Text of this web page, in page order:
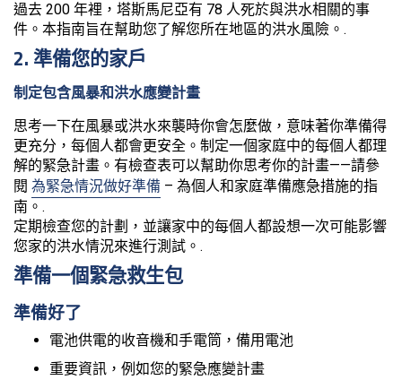
過去 200 年裡，塔斯馬尼亞有 78 人死於與洪水相關的事
件。本指南旨在幫助您了解您所在地區的洪水風險。.
2. 準備您的家戶
制定包含風暴和洪水應變計畫
思考一下在風暴或洪水來襲時你會怎麼做，意味著你準備得
更充分，每個人都會更安全。制定一個家庭中的每個人都理
解的緊急計畫。有檢查表可以幫助你思考你的計畫——請參
閱 為緊急情況做好準備 – 為個人和家庭準備應急措施的指
南。.
定期檢查您的計劃，並讓家中的每個人都設想一次可能影響
您家的洪水情況來進行測試。.
準備一個緊急救生包
準備好了
電池供電的收音機和手電筒，備用電池
重要資訊，例如您的緊急應變計畫